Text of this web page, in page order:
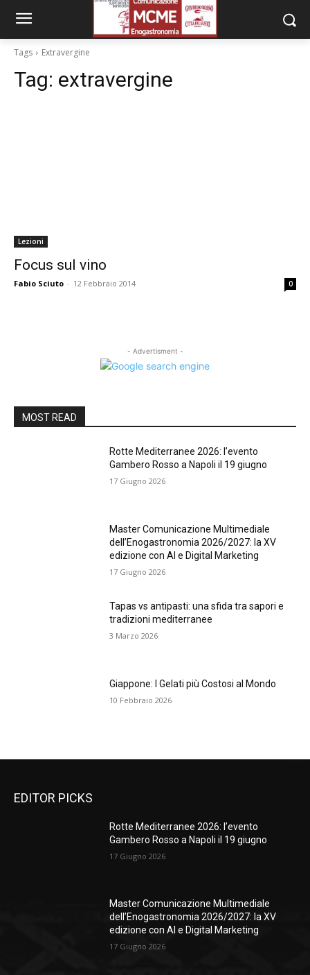
Tags Extravergine
Tag: extravergine
Lezioni
Focus sul vino
Fabio Sciuto - 12 Febbraio 2014 0
- Advertisment -
MOST READ
Rotte Mediterranee 2026: l’evento
Gambero Rosso a Napoli il 19 giugno
17 Giugno 2026
Master Comunicazione Multimediale
dell’Enogastronomia 2026/2027: la XV
edizione con AI e Digital Marketing
17 Giugno 2026
Tapas vs antipasti: una sfida tra sapori e
tradizioni mediterranee
3 Marzo 2026
Giappone: I Gelati più Costosi al Mondo
10 Febbraio 2026
EDITOR PICKS
Rotte Mediterranee 2026: l’evento
Gambero Rosso a Napoli il 19 giugno
17 Giugno 2026
Master Comunicazione Multimediale
dell’Enogastronomia 2026/2027: la XV
edizione con AI e Digital Marketing
17 Giugno 2026